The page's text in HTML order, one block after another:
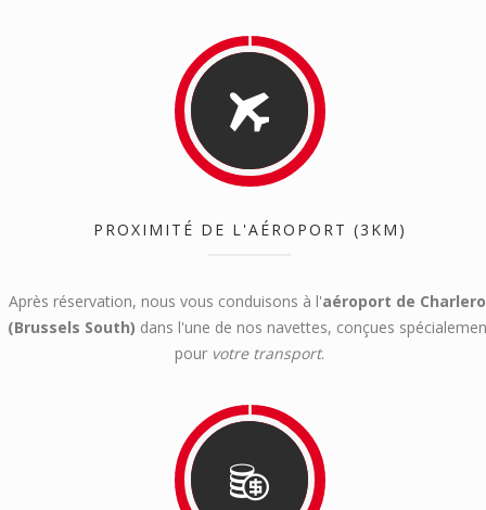
PROXIMITÉ DE L'AÉROPORT (3KM)
Après réservation, nous vous conduisons à l'aéroport de
(Brussels South) dans l'une de nos navettes, conçues
pour votre transport.